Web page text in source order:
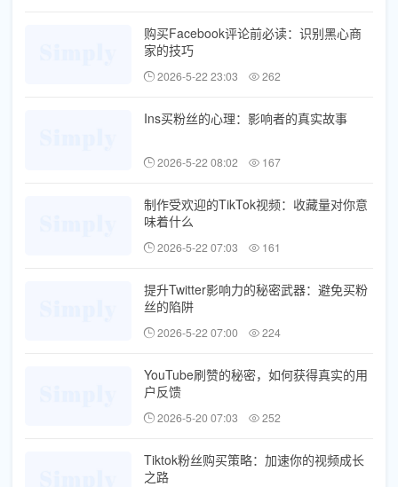
购买Facebook评论前必读：识别黑心商
家的技巧
2026-5-22 23:03 262
Ins买粉丝的心理：影响者的真实故事
2026-5-22 08:02 167
制作受欢迎的TikTok视频：收藏量对你意
味着什么
2026-5-22 07:03 161
提升Twitter影响力的秘密武器：避免买粉
丝的陷阱
2026-5-22 07:00 224
YouTube刷赞的秘密，如何获得真实的用
户反馈
2026-5-20 07:03 252
Tiktok粉丝购买策略：加速你的视频成长
之路